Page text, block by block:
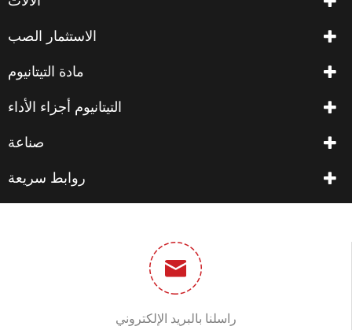
الاستثمار الصب
مادة التيتانيوم
التيتانيوم أجزاء الأداء
صناعة
روابط سريعة
راسلنا بالبريد الإلكتروني